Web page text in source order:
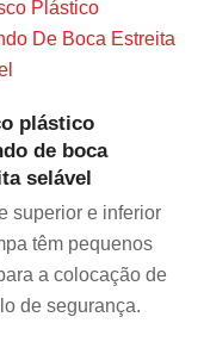
plástico
de boca
selável
superior e inferior
têm pequenos
a colocação de
de segurança.